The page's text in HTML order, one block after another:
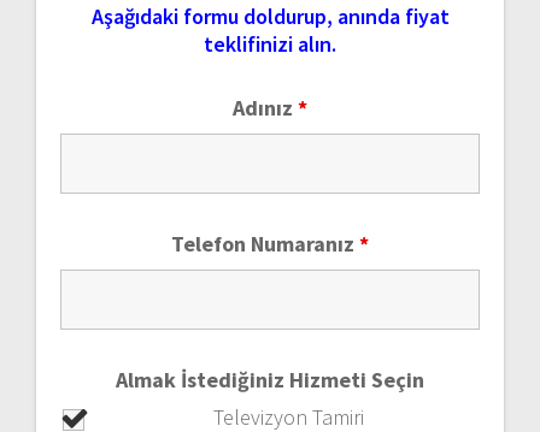
Aşağıdaki formu doldurup, anında fiyat
teklifinizi alın.
Adınız *
Telefon Numaranız *
Almak İstediğiniz Hizmeti Seçin
Televizyon Tamiri